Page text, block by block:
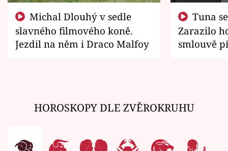
slavného filmového koně.
Jezdil na něm i Draco Malfoy
Zarazilo
smlouvě
HOROSKOPY DLE ZVĚROKRUHU